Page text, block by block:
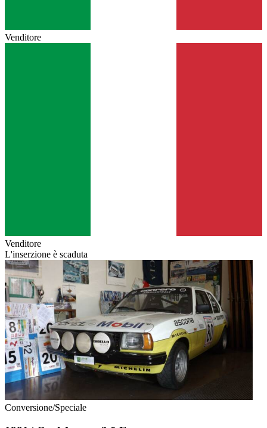
Venditore
Venditore
L'inserzione è scaduta
Conversione/Speciale